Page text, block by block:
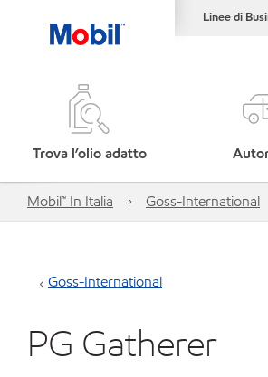
Linee di
Trova l’olio adatto
Mobil™ In Italia Goss-International
Goss-International
PG Gatherer